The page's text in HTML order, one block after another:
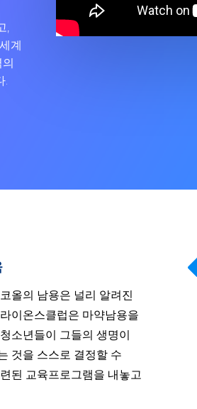
,
계
.
올의 남용은 널리 알려진
이온스클럽은 마약남용을
소년들이 그들의 생명이
것을 스스로 결정할 수
된 교육프로그램을 내놓고